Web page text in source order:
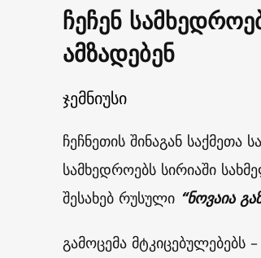
ჩეჩენ
ამზადებენ
ჯემნიუსი
ჩეჩნეთის შინაგან
სამხედროებს სირიაში
შესახებ რუსული “ნოვაია
გამოცემა